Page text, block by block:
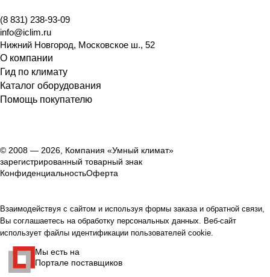
(8 831) 238-93-09
info@iclim.ru
Нижний Новгород, Московское ш., 52
О компании
Гид по климату
Каталог оборудования
Помощь покупателю
© 2008 — 2026, Компания «Умный климат»
зарегистрированный товарный знак
КонфиденциальностьОферта
Взаимодействуя с сайтом и используя формы заказа и обратной связи,
Вы соглашаетесь на обработку персональных данных. Веб-сайт
использует файлы идентификации пользователей cookie.
Мы есть на
Портале поставщиков